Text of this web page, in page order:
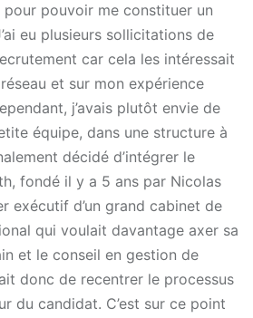
pour pouvoir me constituer un
eu plusieurs sollicitations de
car cela les intéressait
et sur mon expérience
j’avais plutôt envie de
équipe, dans une structure à
décidé d’intégrer le
fondé il y a 5 ans par Nicolas
exécutif d’un grand cabinet de
qui voulait davantage axer sa
et le conseil en gestion de
donc de recentrer le processus
du candidat. C’est sur ce point